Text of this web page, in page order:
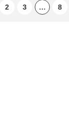
2 3 … 8